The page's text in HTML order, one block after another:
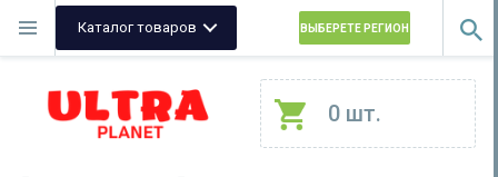
Каталог товаров ВЫБЕРЕТЕ РЕГИОН
0 шт.